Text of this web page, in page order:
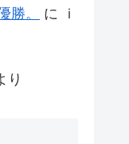
勝。 に
ｉ
り